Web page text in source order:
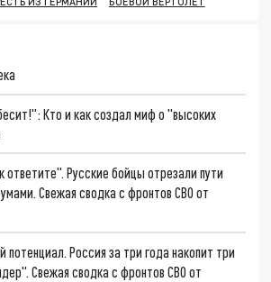
Кто и как создал миф о "высоких
Русские бойцы отрезали пути
Свежая сводка с фронтов СВО от
потенциал. Россия за три года накопит три
Свежая сводка с фронтов СВО от